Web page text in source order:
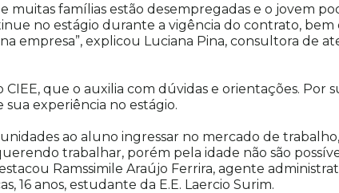
famílias estão desempregadas e o jovem
no estágio durante a vigência do contrato, bem
empresa”, explicou Luciana Pina, consultora de
que o auxilia com dúvidas e orientações. Por
experiência no estágio.
ao aluno ingressar no mercado de
trabalhar, porém pela idade não são
Ramssimile Araújo Ferrira, agente
16 anos, estudante da E.E. Laercio Surim.